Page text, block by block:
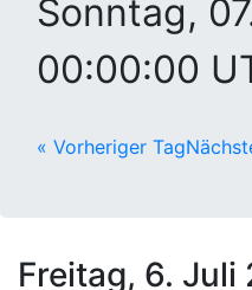
Sonntag,
00:00:00
« Vorheriger Tag
Freitag, 6. Juli